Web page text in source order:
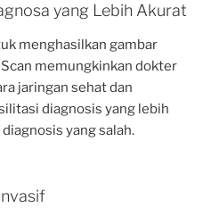
yang Lebih Akurat
menghasilkan gambar
memungkinkan dokter
jaringan sehat dan
diagnosis yang lebih
yang salah.